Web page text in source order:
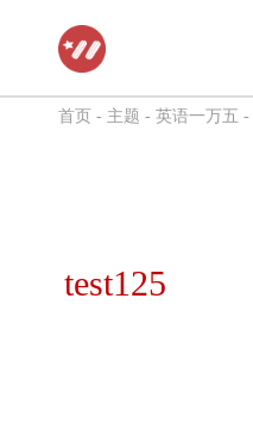
至
首页 - 主题 - 英语一万五 -
test125